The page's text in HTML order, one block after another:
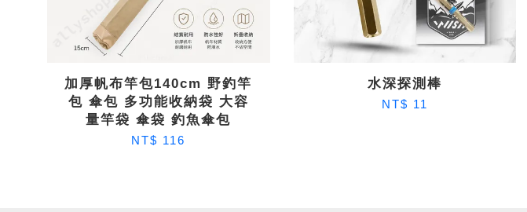
加厚帆布竿包140cm 野釣竿
包 傘包 多功能收納袋 大容
量竿袋 傘袋 釣魚傘包
NT$ 116
水深探測棒
NT$ 11